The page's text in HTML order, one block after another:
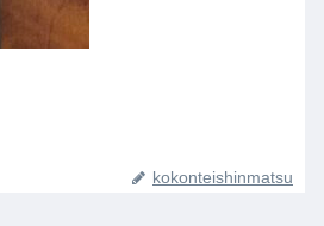
kokonteishinmatsu